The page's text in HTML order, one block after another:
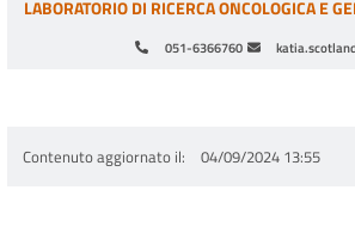
051-6366760
LABORATORIO DI RICERCA ONCOLOGICA E
Contenuto aggiornato il 04/09/2024 13:55